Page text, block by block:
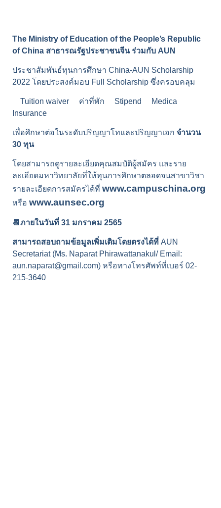
The Ministry of Education of the People’s Republic
of China สาธารณรัฐประชาชนจีน ร่วมกับ AUN
ประชาสัมพันธ์ทุนการศึกษา China-AUN Scholarship
2022 โดยประสงค์มอบ Full Scholarship ซึ่งครอบคลุม
Tuition waiver ค่าที่พัก Stipend
Medica
Insurance
เพื่อศึกษาต่อในระดับปริญญาโทและปริญญาเอก จำนวน
30 ทุน
โดยสามารถดูรายละเอียดคุณสมบัติผู้สมัคร และราย
ละเอียดมหาวิทยาลัยที่ให้ทุนการศึกษาตลอดจนสาขาวิชา
รายละเอียดการสมัครได้ที่ www.campuschina.org
หรือ www.aunsec.org
📆ภายในวันที่ 31 มกราคม 2565
สามารถสอบถามข้อมูลเพิ่มเติมโดยตรงได้ที่ AUN
Secretariat (Ms. Naparat Phirawattanakul/ Email:
aun.naparat@gmail.com) หรือทางโทรศัพท์ที่เบอร์ 02-
215-3640